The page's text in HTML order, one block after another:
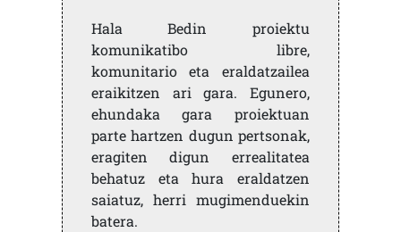
Hala Bedin proiektu
komunikatibo libre,
komunitario eta eraldatzailea
eraikitzen ari gara. Egunero,
ehundaka gara proiektuan
parte hartzen dugun pertsonak,
eragiten digun errealitatea
behatuz eta hura eraldatzen
saiatuz, herri mugimenduekin
batera.